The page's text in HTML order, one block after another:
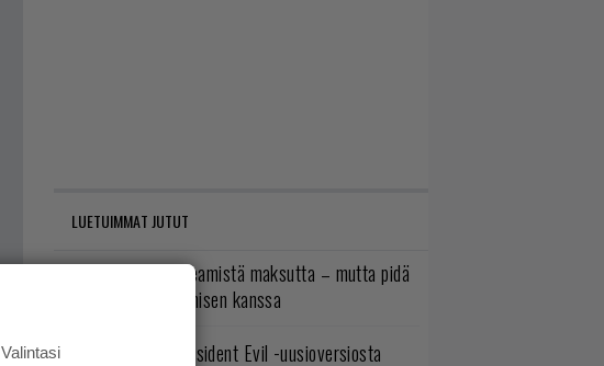
LUETUIMMAT JUTUT
Loistopeli Steamistä maksutta – mutta pidä
kiirettä lataamisen kanssa
Tulevasta Resident Evil -uusioversiosta
Valintasi